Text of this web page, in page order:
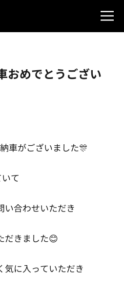
おめでとうござい
車がございました🎊
て
い合わせいただき
だきました😊
気に入っていただき